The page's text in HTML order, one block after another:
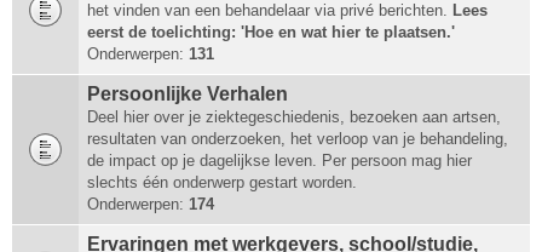
het vinden van een behandelaar via privé berichten. Lees
eerst de toelichting: 'Hoe en wat hier te plaatsen.'
Onderwerpen: 131
Persoonlijke Verhalen
Deel hier over je ziektegeschiedenis, bezoeken aan artsen,
resultaten van onderzoeken, het verloop van je behandeling,
de impact op je dagelijkse leven. Per persoon mag hier
slechts één onderwerp gestart worden.
Onderwerpen: 174
Ervaringen met werkgevers, school/studie,